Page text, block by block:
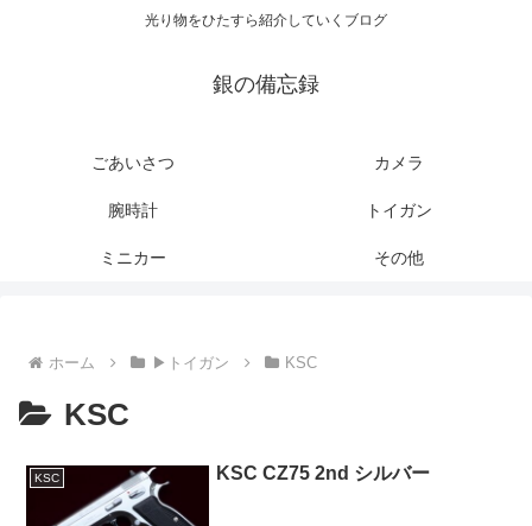
光り物をひたすら紹介していくブログ
銀の備忘録
ごあいさつ カメラ
腕時計 トイガン
ミニカー その他
ホーム ▶トイガン KSC
KSC
KSC KSC CZ75 2nd シルバー